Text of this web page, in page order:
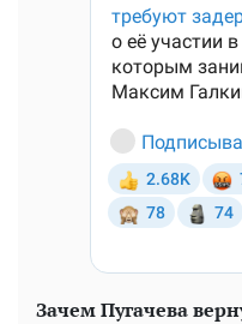
Зачем Пугачева